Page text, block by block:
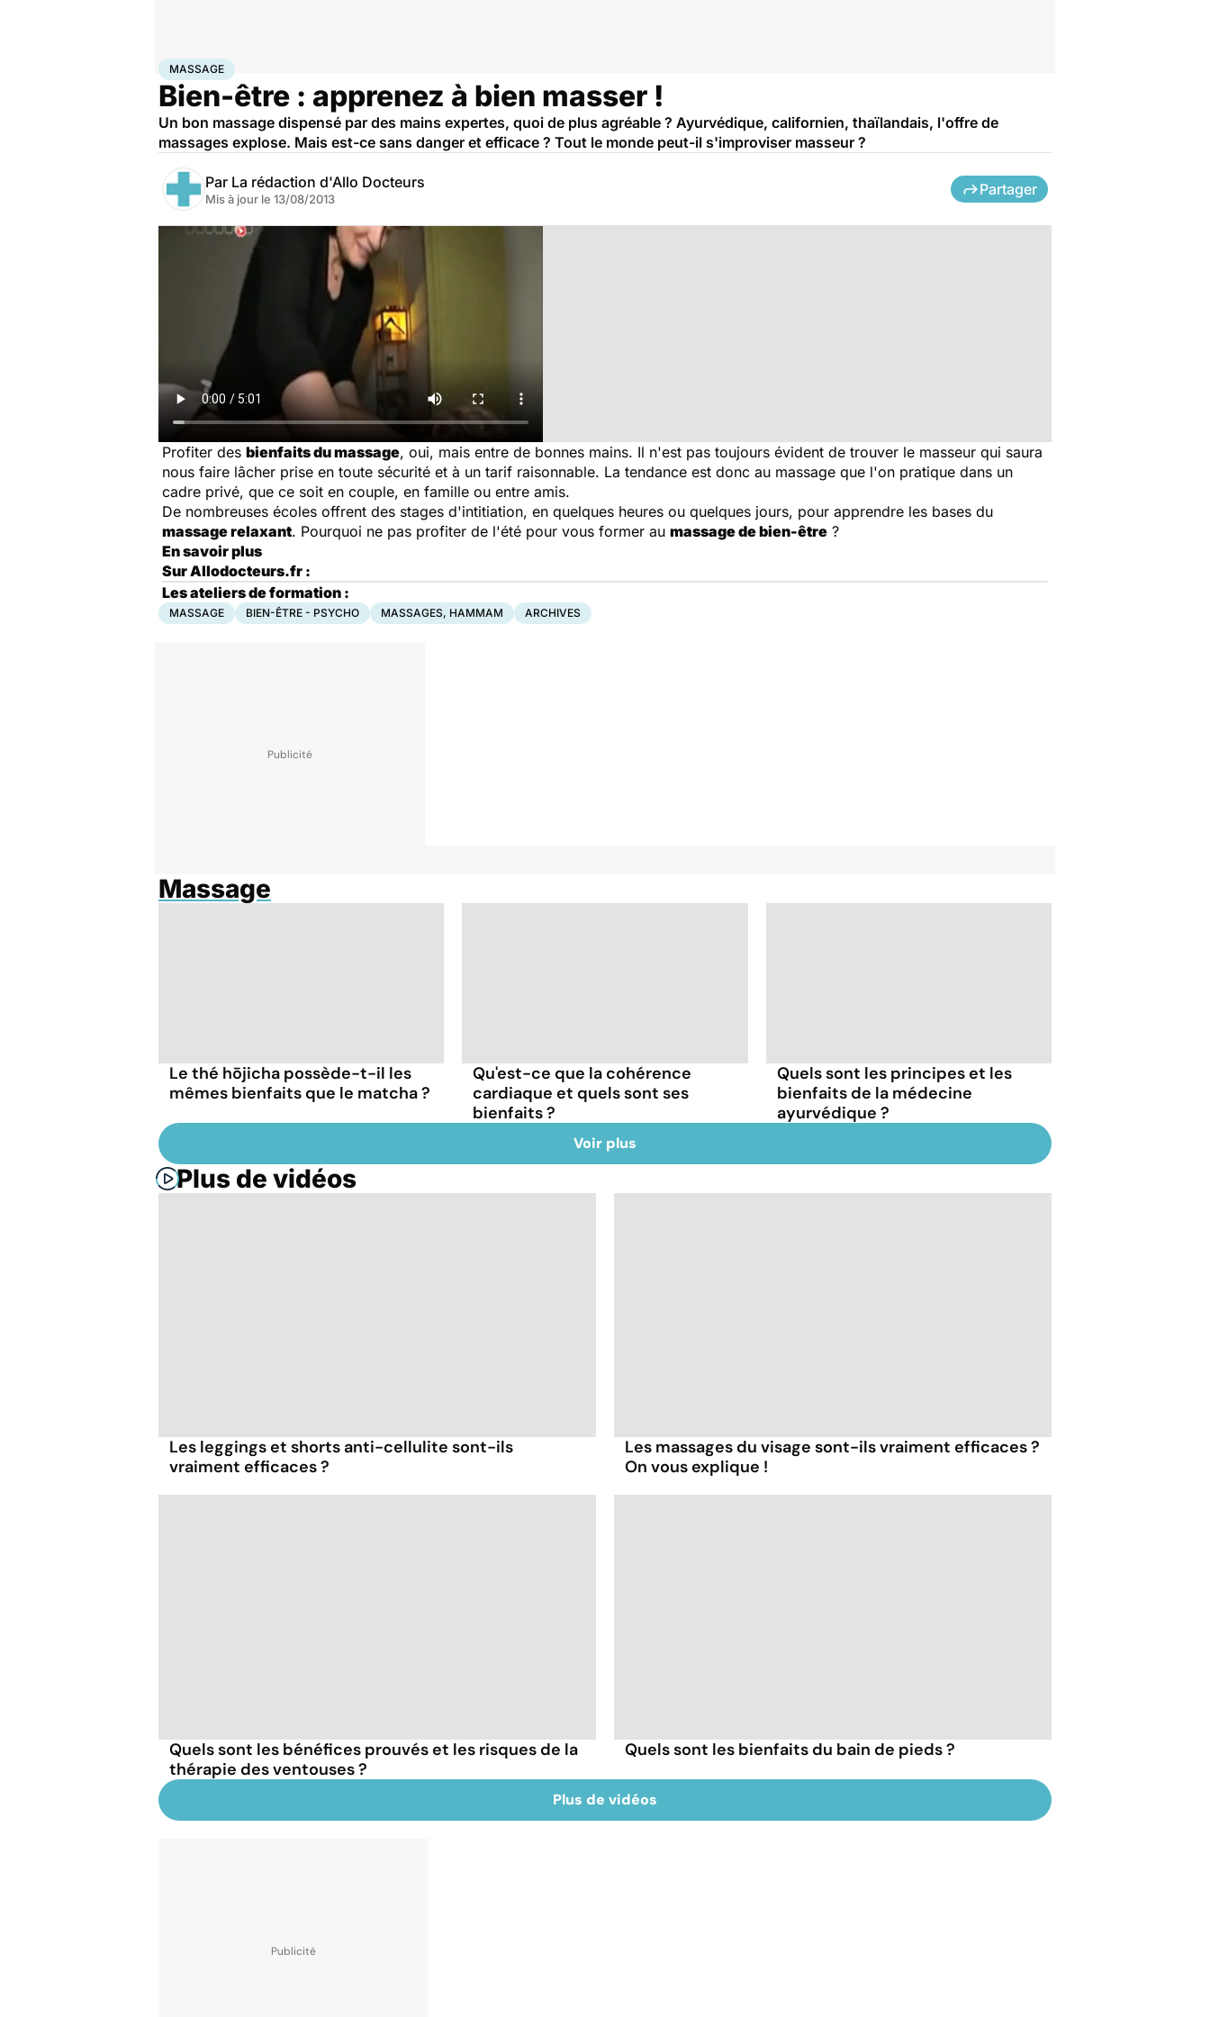
AccueilBien-être
MASSAGE
Bien-être : apprenez à bien masser !
Un bon massage dispensé par des mains expertes, quoi de plus agréable ? Ayurvédique, californien, thaïlandais, l'offre de
massages explose. Mais est-ce sans danger et efficace ? Tout le monde peut-il s'improviser masseur ?
Par La rédaction d'Allo Docteurs
Mis à jour le 13/08/2013
Partager
Profiter des bienfaits du massage, oui, mais entre de bonnes mains. Il n'est pas toujours évident de trouver le masseur qui saura
nous faire lâcher prise en toute sécurité et à un tarif raisonnable. La tendance est donc au massage que l'on pratique dans un
cadre privé, que ce soit en couple, en famille ou entre amis.
De nombreuses écoles offrent des stages d'intitiation, en quelques heures ou quelques jours, pour apprendre les bases du
massage relaxant. Pourquoi ne pas profiter de l'été pour vous former au massage de bien-être ?
En savoir plus
Sur Allodocteurs.fr :
Les ateliers de formation :
MASSAGE BIEN-ÊTRE - PSYCHO MASSAGES, HAMMAM ARCHIVES
Massage
Le thé hōjicha possède-t-il les
mêmes bienfaits que le matcha ?
Qu'est-ce que la cohérence
cardiaque et quels sont ses
bienfaits ?
Quels sont les principes et les
bienfaits de la médecine
ayurvédique ?
Voir plus
Plus de vidéos
Les leggings et shorts anti-cellulite sont-ils
vraiment efficaces ?
Les massages du visage sont-ils vraiment efficaces ?
On vous explique !
Quels sont les bénéfices prouvés et les risques de la
thérapie des ventouses ?
Quels sont les bienfaits du bain de pieds ?
Plus de vidéos